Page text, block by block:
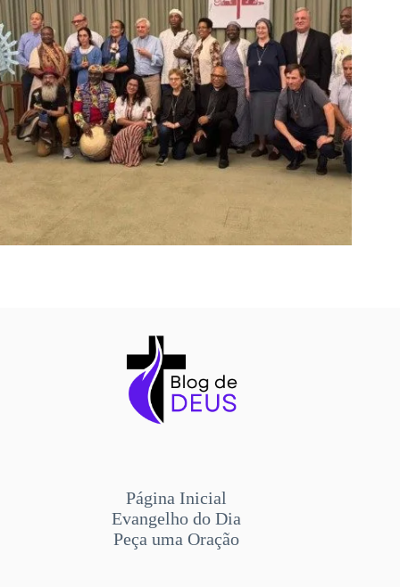
Página Inicial
Evangelho do Dia
Peça uma Oração